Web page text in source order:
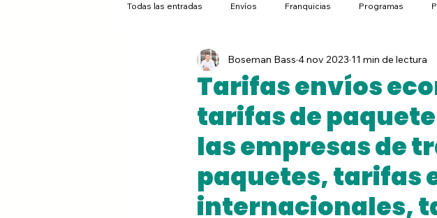
Todas las entradas Envíos Franquicias Programas
Embalajes Oportunidades Nacional
Ecommerce Nota de Prensa Noticias Ayudas Pro
EBEP Express Plus Tarifa Plana Envíos Ecommerce [TPE]
Tarifas envíos
tarifas de
las empresas de
paquetes, tarifas
internacionales,
Boseman Bass 4 nov 2023 11 min de lectura